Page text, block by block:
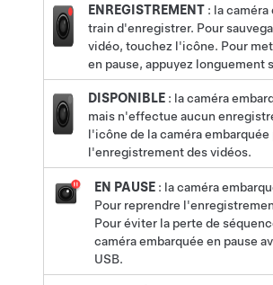
ENREGISTREMENT : la
train d'enregistrer. Pour
vidéo, touchez l'icône. Pour
en pause, appuyez longuement
DISPONIBLE : la caméra
mais n'effectue aucun
l'icône de la caméra
l'enregistrement des vidéos.
EN PAUSE: la caméra
Pour reprendre
Pour éviter la perte de
caméra embarquée en pause
USB.